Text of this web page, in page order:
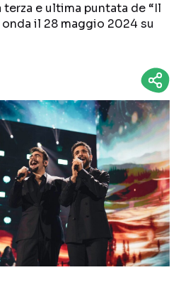
sui social
e ultima puntata de “Il
il 28 maggio 2024 su